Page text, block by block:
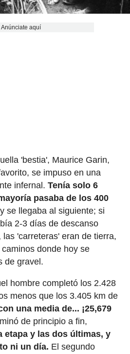
Anúnciate aquí
'bestia', Maurice Garin,
se impuso en una
infernal. Tenía solo 6
pasaba de los 400
se llegaba al siguiente; si
2-3 días de descanso
'carreteras' eran de tierra,
donde hoy se
de gravel.
hombre completó los 2.428
menos que los 3.405 km de
una media de... ¡25,679
de principio a fin,
etapa y las dos últimas, y
ni un día. El segundo